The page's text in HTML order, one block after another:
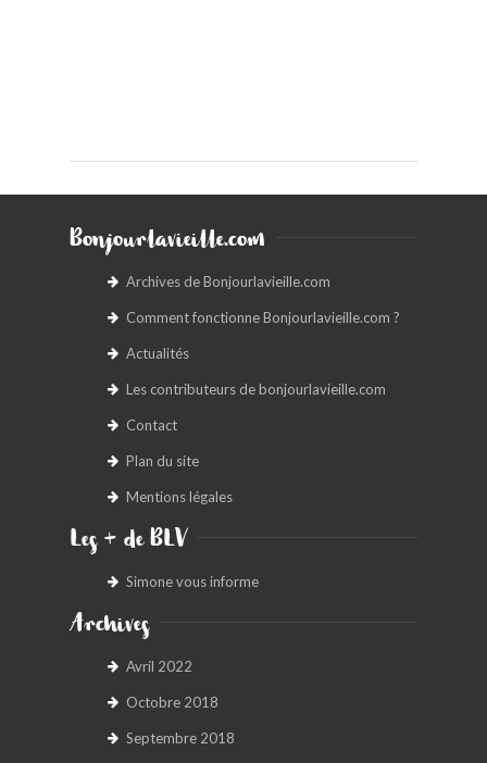
Bonjourlavieille.com
Archives de Bonjourlavieille.com
Comment fonctionne Bonjourlavieille.com ?
Actualités
Les contributeurs de bonjourlavieille.com
Contact
Plan du site
Mentions légales
Les + de BLV
Simone vous informe
Archives
Avril 2022
Octobre 2018
Septembre 2018